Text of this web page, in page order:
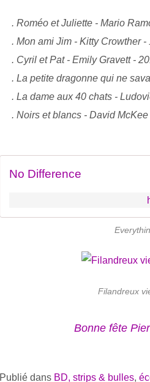
. Roméo et Juliette - Mario
. Mon ami Jim - Kitty Crowther -
. Cyril et Pat - Emily Gravett -
. La petite dragonne qui ne
. La dame aux 40 chats -
. Noirs et blancs - David McKee
No Difference
Filandreux
Bonne fête
Publié dans BD, strips & bulles,